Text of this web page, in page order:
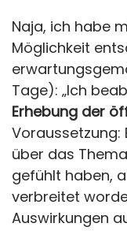
Naja, ich habe
Möglichkeit
Tage): „Ich
Erhebung der
Voraussetzung:
über das
gefühlt haben,
verbreitet
Auswirkungen